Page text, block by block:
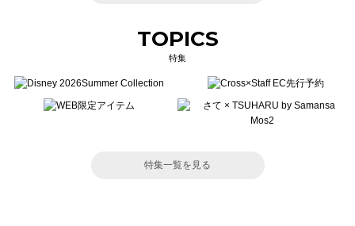
TOPICS
特集
特集一覧を見る